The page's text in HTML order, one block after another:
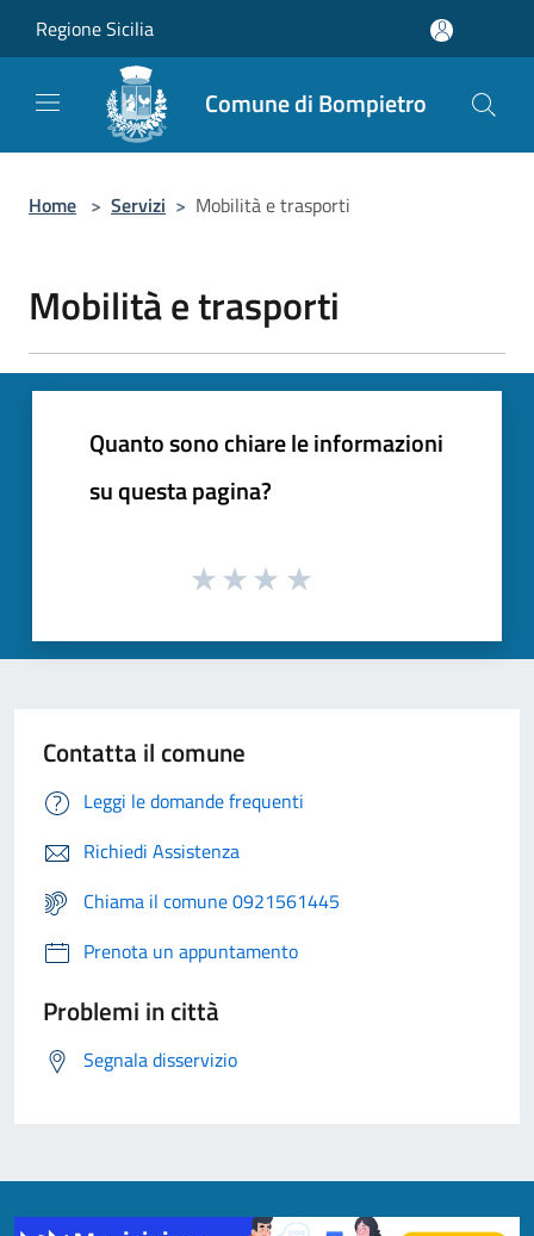
Regione Sicilia
Comune di Bompietro
Home > Servizi > Mobilità e trasporti
Mobilità e trasporti
Quanto sono chiare le informazioni
su questa pagina?
Contatta il comune
Leggi le domande frequenti
Richiedi Assistenza
Chiama il comune 0921561445
Prenota un appuntamento
Problemi in città
Segnala disservizio